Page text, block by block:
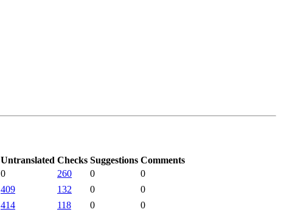
Untranslated Checks Suggestions Comments
0 260 0
0
409 132 0
0
414 118 0
0